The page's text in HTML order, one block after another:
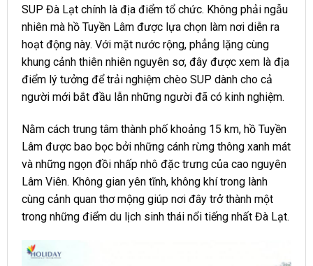
SUP Đà Lạt chính là địa điểm tổ chức. Không phải ngẫu
nhiên mà hồ Tuyền Lâm được lựa chọn làm nơi diễn ra
hoạt động này. Với mặt nước rộng, phẳng lặng cùng
khung cảnh thiên nhiên nguyên sơ, đây được xem là địa
điểm lý tưởng để trải nghiệm chèo SUP dành cho cả
người mới bắt đầu lẫn những người đã có kinh nghiệm.
Nằm cách trung tâm thành phố khoảng 15 km, hồ Tuyền
Lâm được bao bọc bởi những cánh rừng thông xanh mát
và những ngọn đồi nhấp nhô đặc trưng của cao nguyên
Lâm Viên. Không gian yên tĩnh, không khí trong lành
cùng cảnh quan thơ mộng giúp nơi đây trở thành một
trong những điểm du lịch sinh thái nổi tiếng nhất Đà Lạt.